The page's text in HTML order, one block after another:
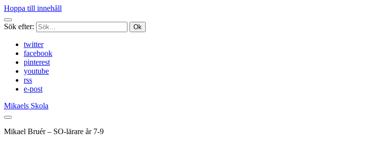
Hoppa till innehåll
Sök efter:
twitter
facebook
pinterest
youtube
rss
e-post
Mikaels Skola
Mikael Bruér – SO-lärare år 7-9